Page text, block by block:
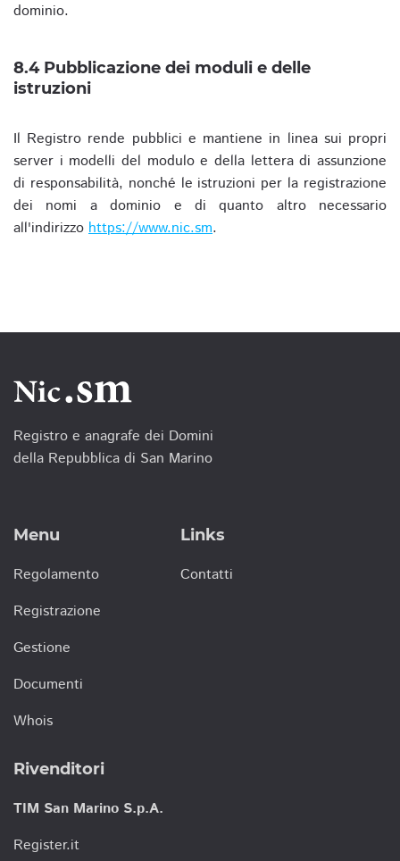
dominio.
8.4 Pubblicazione dei moduli e delle
istruzioni
Il Registro rende pubblici e mantiene in linea sui propri
server i modelli del modulo e della lettera di assunzione
di responsabilità, nonché le istruzioni per la registrazione
dei nomi a dominio e di quanto altro necessario
all'indirizzo https://www.nic.sm.
Registro e anagrafe dei Domini
della Repubblica di San Marino
Menu
Regolamento
Registrazione
Gestione
Documenti
Whois
Links
Contatti
Rivenditori
TIM San Marino S.p.A.
Register.it